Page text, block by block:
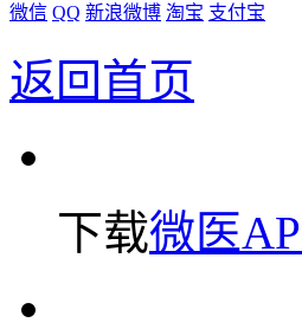
微信 QQ 新浪微博 淘宝 支付宝
返回首页
下载微医